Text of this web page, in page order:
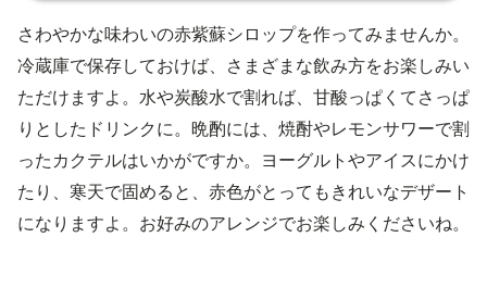
さわやかな味わいの赤紫蘇シロップを作ってみませんか。
冷蔵庫で保存しておけば、さまざまな飲み方をお楽しみい
ただけますよ。水や炭酸水で割れば、甘酸っぱくてさっぱ
りとしたドリンクに。晩酌には、焼酎やレモンサワーで割
ったカクテルはいかがですか。ヨーグルトやアイスにかけ
たり、寒天で固めると、赤色がとってもきれいなデザート
になりますよ。お好みのアレンジでお楽しみくださいね。